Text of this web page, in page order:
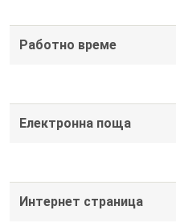
Работно време
Електронна поща
Интернет страница